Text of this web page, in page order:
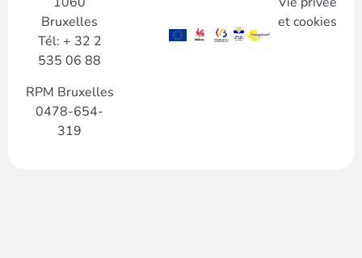
Bruxelles
Tél: + 32 2
535 06 88
RPM Bruxelles
0478-654-
319
et cookies